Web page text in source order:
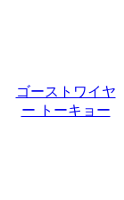
ゴーストワイヤ
ー トーキョー